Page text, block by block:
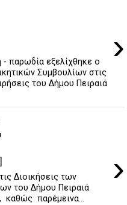
›
- παρωδία εξελίχθηκε ο
Συμβουλίων στις
του Δήμου Πειραιά
›
Διοικήσεις των
του Δήμου Πειραιά
παρέμεινα...